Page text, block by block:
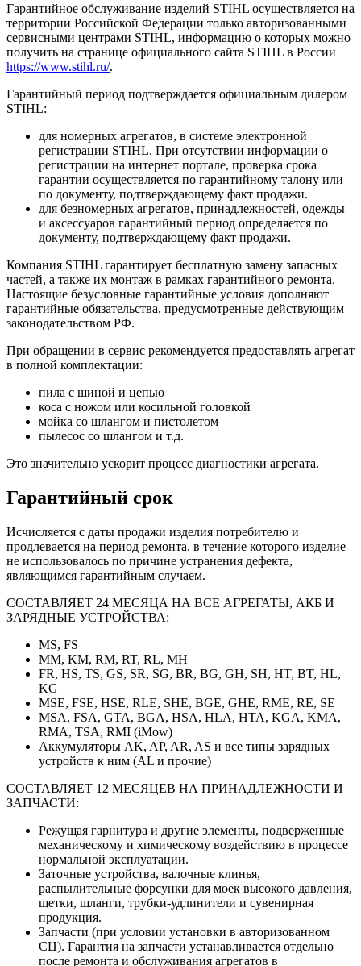
Гарантийное обслуживание изделий STIHL осуществляется на
территории Российской Федерации только авторизованными
сервисными центрами STIHL, информацию о которых можно
получить на странице официального сайта STIHL в России
https://www.stihl.ru/.
Гарантийный период подтверждается официальным дилером
STIHL:
для номерных агрегатов, в системе электронной
регистрации STIHL. При отсутствии информации о
регистрации на интернет портале, проверка срока
гарантии осуществляется по гарантийному талону или
по документу, подтверждающему факт продажи.
для безномерных агрегатов, принадлежностей, одежды
и аксессуаров гарантийный период определяется по
документу, подтверждающему факт продажи.
Компания STIHL гарантирует бесплатную замену запасных
частей, а также их монтаж в рамках гарантийного ремонта.
Настоящие безусловные гарантийные условия дополняют
гарантийные обязательства, предусмотренные действующим
законодательством РФ.
При обращении в сервис рекомендуется предоставлять агрегат
в полной комплектации:
пила с шиной и цепью
коса с ножом или косильной головкой
мойка со шлангом и пистолетом
пылесос со шлангом и т.д.
Это значительно ускорит процесс диагностики агрегата.
Гарантийный срок
Исчисляется с даты продажи изделия потребителю и
продлевается на период ремонта, в течение которого изделие
не использовалось по причине устранения дефекта,
являющимся гарантийным случаем.
СОСТАВЛЯЕТ 24 МЕСЯЦА НА ВСЕ АГРЕГАТЫ, АКБ И
ЗАРЯДНЫЕ УСТРОЙСТВА:
MS, FS
MM, KM, RM, RT, RL, MH
FR, HS, TS, GS, SR, SG, BR, BG, GH, SH, HT, BT, HL,
KG
MSE, FSE, HSE, RLE, SHE, BGE, GHE, RME, RE, SE
MSA, FSA, GTA, BGA, HSA, HLA, HTA, KGA, KMA,
RMA, TSA, RMI (iMow)
Аккумуляторы AK, AP, AR, AS и все типы зарядных
устройств к ним (AL и прочие)
СОСТАВЛЯЕТ 12 МЕСЯЦЕВ НА ПРИНАДЛЕЖНОСТИ И
ЗАПЧАСТИ:
Режущая гарнитура и другие элементы, подверженные
механическому и химическому воздействию в процессе
нормальной эксплуатации.
Заточные устройства, валочные клинья,
распылительные форсунки для моек высокого давления,
щетки, шланги, трубки-удлинители и сувенирная
продукция.
Запчасти (при условии установки в авторизованном
СЦ). Гарантия на запчасти устанавливается отдельно
после ремонта и обслуживания агрегатов в